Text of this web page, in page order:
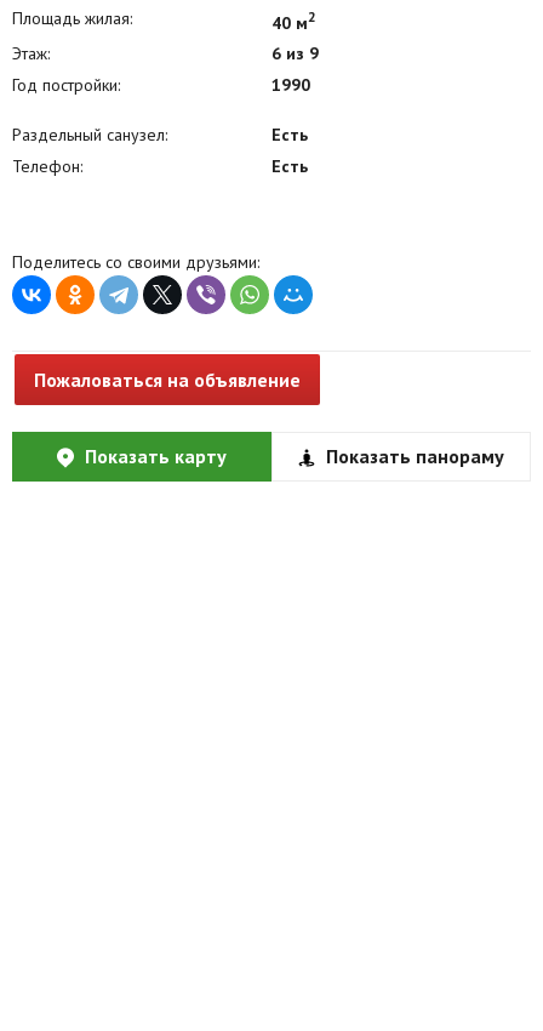
Площадь жилая: 40 м2
Этаж:
6 из 9
Год постройки:
1990
Раздельный санузел:
Есть
Телефон:
Есть
Поделитесь со своими друзьями:
Пожаловаться на объявление
Показать карту Показать панораму